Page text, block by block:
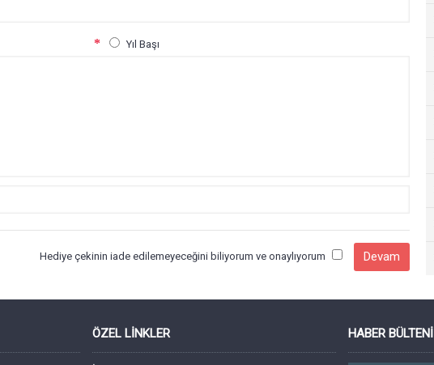
Yıl Başı
Hediye çekinin iade edilemeyeceğini biliyorum ve onaylıyorum
ÖZEL LINKLER HABER BÜLTENI